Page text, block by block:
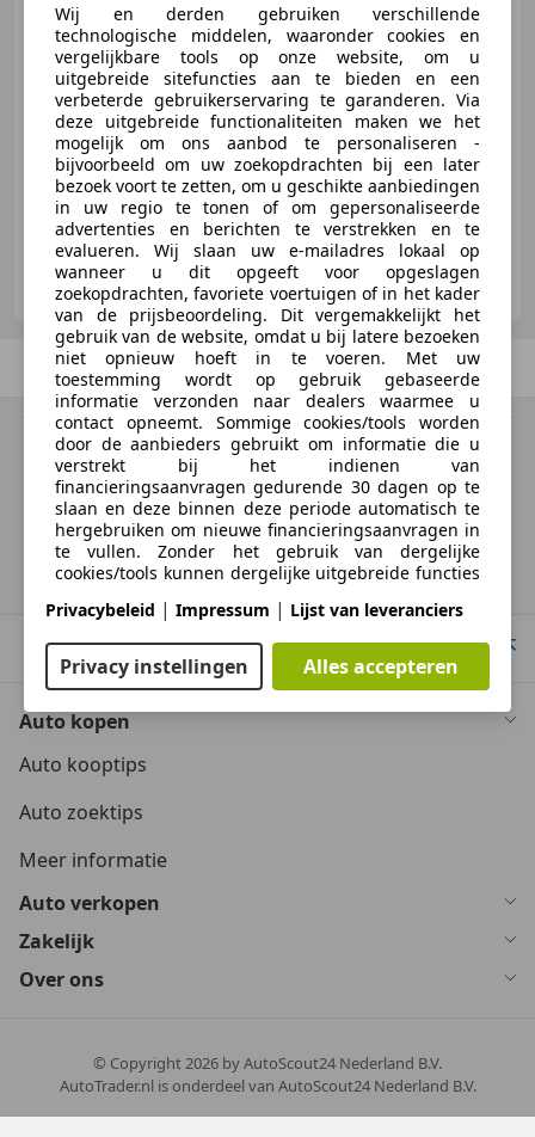
€ 17.950
Excl. BTW
05/2015 352.835 km Diesel 120 kW (163 PK)
Thomas Automotive
NL-7151 NB EIBERGEN
Vorige 1/ Volgende
BTW verrekenbaar
Specificatie van de fabrikant voor nieuwe voertuigen. Afhankelijk van de
kilometerstand, het rijgedrag, de leeftijd van de batterij en het
laadgedrag, kan de radius van occasies aanzienlijk variëren.
Homepage
Naar boven
Auto kopen
Auto kooptips
Auto zoektips
Meer informatie
Auto verkopen
Zakelijk
Over ons
© Copyright2026 by AutoScout24 Nederland B.V.
AutoTrader.nl is onderdeel van AutoScout24 Nederland B.V.
Wij en derden gebruiken verschillende
technologische middelen, waaronder cookies en
vergelijkbare tools op onze website, om u
uitgebreide sitefuncties aan te bieden en een
verbeterde gebruikerservaring te garanderen. Via
deze uitgebreide functionaliteiten maken we het
mogelijk om ons aanbod te personaliseren -
bijvoorbeeld om uw zoekopdrachten bij een later
bezoek voort te zetten, om u geschikte aanbiedingen
in uw regio te tonen of om gepersonaliseerde
advertenties en berichten te verstrekken en te
evalueren. Wij slaan uw e-mailadres lokaal op
wanneer u dit opgeeft voor opgeslagen
zoekopdrachten, favoriete voertuigen of in het kader
van de prijsbeoordeling. Dit vergemakkelijkt het
gebruik van de website, omdat u bij latere bezoeken
niet opnieuw hoeft in te voeren. Met uw
toestemming wordt op gebruik gebaseerde
informatie verzonden naar dealers waarmee u
contact opneemt. Sommige cookies/tools worden
door de aanbieders gebruikt om informatie die u
verstrekt bij het indienen van
financieringsaanvragen gedurende 30 dagen op te
slaan en deze binnen deze periode automatisch te
hergebruiken om nieuwe financieringsaanvragen in
te vullen. Zonder het gebruik van dergelijke
cookies/tools kunnen dergelijke uitgebreide functies
Wij werken samen met 225 aanbieders.
Privacybeleid | Impressum | Lijst van leveranciers
Privacy instellingen Alles accepteren